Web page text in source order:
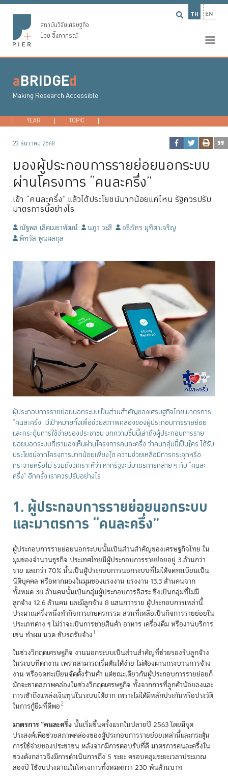
TH EN
สถาบันวิจัยเศรษฐกิจ
ป๋วย อึ๊งภากรณ์
aBRIDGEd
Making Research Accessible
YEAR 2026 2025
TOPIC
23 ธันวาคม 2568
มองผู้ประกอบการรายย่อยนอกระบบ
ผ่านโครงการ “คนละครึ่ง”
เข้า “คนละครึ่ง” แล้วได้ประโยชน์มากน้อยแค่ไหน รัฐควรปรับ
มาตรการนี้อย่างไร
ณัฐพล เลิศเมธาพัฒน์ นฎา วะสี
อธิภัทร มุทิตาเจริญ
พิทวัส พูนผลกุล
ผู้ประกอบการรายย่อยนอกระบบเป็นส่วนสำคัญของเศรษฐกิจไทย มาตรการ
“คนละครึ่ง” มีเป้าหมายทั้งเพื่อช่วยสภาพคล่องของผู้ประกอบการรายย่อย
และกระตุ้นการใช้จ่ายของประชาชน บทความชิ้นนี้เล่าถึงผู้ประกอบการราย
ย่อยนอกระบบที่เรามองเห็นผ่านโครงการคนละครึ่ง ว่าคนกลุ่มนี้เป็นใคร ได้รับ
ประโยชน์จากโครงการมากน้อยเพียงใด ความช่วยเหลือมีการกระจุกหรือ
กระจายหรือไม่ รวมถึงวิเคราะห์ว่า หากรัฐจะมีมาตรการคล้าย ๆ กับ “คนละ
ครึ่ง” อีกครั้ง เราควรปรับอย่างไร
1. ผู้ประกอบการรายย่อยนอกระบบ
และมาตรการ “คนละครึ่ง”
ผู้ประกอบการรายย่อยนอกระบบนั้นเป็นส่วนสำคัญของเศรษฐกิจไทย ใน
มุมของจำนวนธุรกิจ ประเทศไทยมีผู้ประกอบการรายย่อยอยู่ 3 ล้านกว่า
ราย และกว่า 70% นั้นเป็นผู้ประกอบการนอกระบบที่ไม่ได้จดทะเบียนเป็น
นิติบุคคล หรือหากมองในมุมของแรงงาน แรงงาน 13.3 ล้านคนจาก
ทั้งหมด 38 ล้านคนนั้นเป็นกลุ่มผู้ประกอบการอิสระ ซึ่งเป็นกลุ่มที่ไม่มี
ลูกจ้าง 12.6 ล้านคน และมีลูกจ้าง 8 แสนกว่าราย ผู้ประกอบการเหล่านี้
ประมาณครึ่งหนึ่งทำกิจการเกษตรกรรม ส่วนที่เหลือเป็นกิจการรายย่อยใน
ประเภทต่าง ๆ ไม่ว่าจะเป็นการขายสินค้า อาหาร เครื่องดื่ม หรืองานบริการ
เช่น ทำผม นวด ขับรถรับจ้าง1
ในช่วงวิกฤตเศรษฐกิจ งานนอกระบบเป็นส่วนสำคัญที่ช่วยรองรับลูกจ้าง
ในระบบที่ตกงาน เพราะสามารถเริ่มต้นได้ง่าย ไม่ต้องผ่านกระบวนการจ้าง
งาน หรือจดทะเบียนจัดตั้งร้านค้า แต่ขณะเดียวกันผู้ประกอบการรายย่อยก็
มักจะขาดสภาพคล่องในช่วงวิกฤตเศรษฐกิจ ทั้งจากการที่ลูกค้าน้อยลงและ
การเข้าถึงแหล่งเงินทุนในระบบได้ยาก เพราะไม่ได้มีหลักประกันหรือประวัติ
ในการกู้ยืมที่ดีพอ2
มาตรการ “คนละครึ่งนั้นเริ่มขึ้นครั้งแรกในปลายปี 2563 โดยมีจุด
ประสงค์เพื่อช่วยสภาพคล่องของผู้ประกอบการรายย่อยเหล่านี้และกระตุ้น
การใช้จ่ายของประชาชน หลังจากมีการตอบรับที่ดี มาตรการคนละครึ่งใน
ช่วงดังกล่าวจึงมีการดำเนินการถึง 5 ระยะ ครอบคลุมระยะเวลาประมาณ
สองปี ใช้งบประมาณในโครงการทั้งหมดกว่า 230 พันล้านบาท